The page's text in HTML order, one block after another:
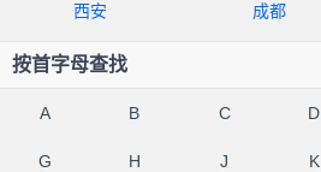
西安 成都
按首字母查找
A B C D
G H J K